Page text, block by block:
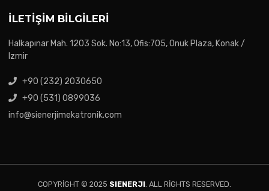
İLETIŞIM BILGILERI
Halkapınar Mah. 1203 Sok. No:13, Ofis:705, Onuk Plaza, Konak /
Izmir
+90 (232) 2030650
+90 (531) 0899036
info@sienerjimekatronik.com
COPYRIGHT © 2025 SIENERJI. ALL RIGHTS RESERVED.